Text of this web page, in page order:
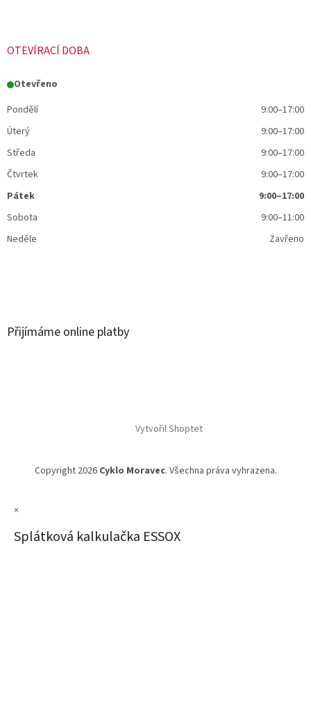
OTEVÍRACÍ DOBA
Otevřeno
Pondělí
9:00–17:00
Úterý
9:00–17:00
Středa
9:00–17:00
Čtvrtek
9:00–17:00
Pátek
9:00–17:00
Sobota
9:00–11:00
Neděle
Zavřeno
Přijímáme online platby
Vytvořil Shoptet
Copyright 2026 Cyklo Moravec. Všechna práva vyhrazena.
×
Splátková kalkulačka ESSOX